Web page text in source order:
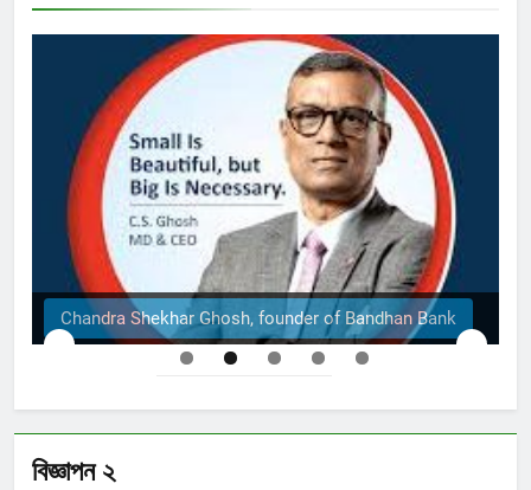
of Bandhan Bank The Structural Engineers Ltd |
বিজ্ঞাপন ২